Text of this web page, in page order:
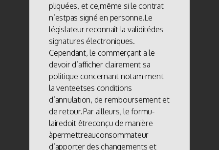
pliquées, et ce,même si le contrat
n’estpas signé en personne.Le
législateur reconnaît la validitédes
signatures électroniques.
Cependant, le commerçant a le
devoir d’afficher clairement sa
politique concernant notam-ment
la venteetses conditions
d’annulation, de remboursement et
de retour.Par ailleurs, le formu-
lairedoit êtreconçu de manière
àpermettreauconsommateur
d’apporter des changements et